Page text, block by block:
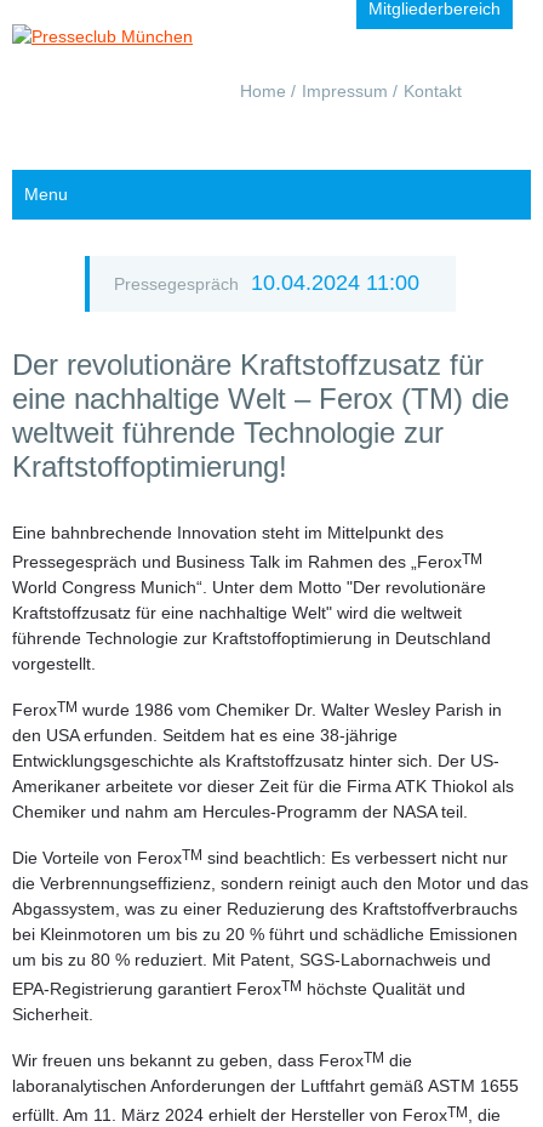
Mitgliederbereich
Navigation
Home Impressum Kontakt
Menu
Pressegespräch 10.04.2024 11:00
Der revolutionäre Kraftstoffzusatz für
eine nachhaltige Welt – Ferox (TM) die
weltweit führende Technologie zur
Kraftstoffoptimierung!
Eine bahnbrechende Innovation steht im Mittelpunkt des
Pressegespräch und Business Talk im Rahmen des „FeroxTM
World Congress Munich“. Unter dem Motto "Der revolutionäre
Kraftstoffzusatz für eine nachhaltige Welt" wird die weltweit
führende Technologie zur Kraftstoffoptimierung in Deutschland
vorgestellt.
FeroxTM wurde 1986 vom Chemiker Dr. Walter Wesley Parish in
den USA erfunden. Seitdem hat es eine 38-jährige
Entwicklungsgeschichte als Kraftstoffzusatz hinter sich. Der US-
Amerikaner arbeitete vor dieser Zeit für die Firma ATK Thiokol als
Chemiker und nahm am Hercules-Programm der NASA teil.
Die Vorteile von FeroxTM sind beachtlich: Es verbessert nicht nur
die Verbrennungseffizienz, sondern reinigt auch den Motor und das
Abgassystem, was zu einer Reduzierung des Kraftstoffverbrauchs
bei Kleinmotoren um bis zu 20 % führt und schädliche Emissionen
um bis zu 80 % reduziert. Mit Patent, SGS-Labornachweis und
EPA-Registrierung garantiert FeroxTM höchste Qualität und
Sicherheit.
Wir freuen uns bekannt zu geben, dass FeroxTM die
laboranalytischen Anforderungen der Luftfahrt gemäß ASTM 1655
erfüllt. Am 11. März 2024 erhielt der Hersteller von FeroxTM , die